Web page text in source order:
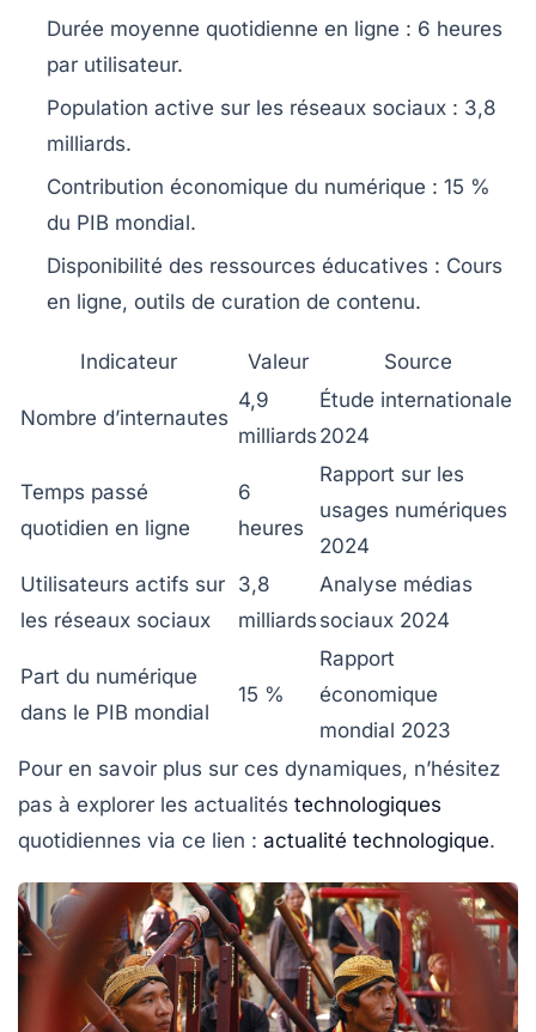
Durée moyenne quotidienne en ligne : 6 heures
par utilisateur.
Population active sur les réseaux sociaux : 3,8
milliards.
Contribution économique du numérique : 15 %
du PIB mondial.
Disponibilité des ressources éducatives : Cours
en ligne, outils de curation de contenu.
Indicateur Valeur Source
Nombre d’internautes
4,9
milliards
Étude internationale
2024
Temps passé
quotidien en ligne
6
heures
Rapport sur les
usages numériques
2024
Utilisateurs actifs sur
les réseaux sociaux
3,8
milliards
Analyse médias
sociaux 2024
Part du numérique
dans le PIB mondial
15 %
Rapport
économique
mondial 2023
Pour en savoir plus sur ces dynamiques, n’hésitez
pas à explorer les actualités technologiques
quotidiennes via ce lien : actualité technologique.